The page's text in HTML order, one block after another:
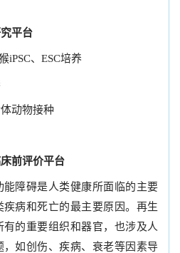
平台
、ESC培养
动物接种
前评价平台
障碍是人类健康所面临的主要
病和死亡的最主要原因。再生
有的重要组织和器官，也涉及人
如创伤、疾病、衰老等因素导